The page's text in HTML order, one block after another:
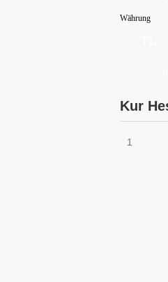
Währung
Kur